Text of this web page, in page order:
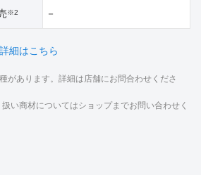
※2 －
細はこちら
があります。詳細は店舗にお問合わせくださ
い商材についてはショップまでお問い合わせく